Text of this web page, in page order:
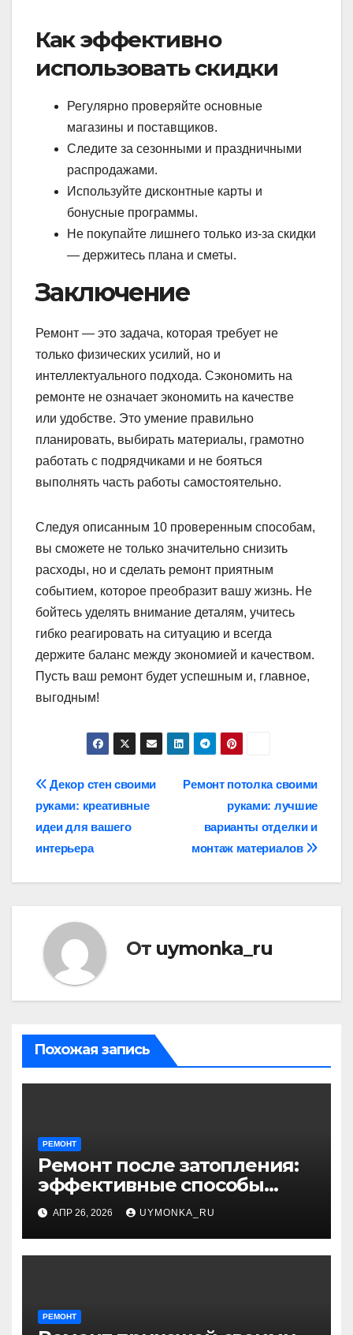
Как эффективно
использовать скидки
Регулярно проверяйте основные
магазины и поставщиков.
Следите за сезонными и праздничными
распродажами.
Используйте дисконтные карты и
бонусные программы.
Не покупайте лишнего только из-за скидки
— держитесь плана и сметы.
Заключение
Ремонт — это задача, которая требует не
только физических усилий, но и
интеллектуального подхода. Сэкономить на
ремонте не означает экономить на качестве
или удобстве. Это умение правильно
планировать, выбирать материалы, грамотно
работать с подрядчиками и не бояться
выполнять часть работы самостоятельно.
Следуя описанным 10 проверенным способам,
вы сможете не только значительно снизить
расходы, но и сделать ремонт приятным
событием, которое преобразит вашу жизнь. Не
бойтесь уделять внимание деталям, учитесь
гибко реагировать на ситуацию и всегда
держите баланс между экономией и качеством.
Пусть ваш ремонт будет успешным и, главное,
выгодным!
Навигация
по
записям
Ремонт потолка своими
руками: лучшие
варианты отделки и
монтаж материалов
Декор стен своими
руками: креативные
идеи для вашего
интерьера
От uymonka_ru
Похожая запись
РЕМОНТ
Ремонт после затопления:
эффективные способы
устранения последствий
АПР 26, 2026 UYMONKA_RU
РЕМОНТ